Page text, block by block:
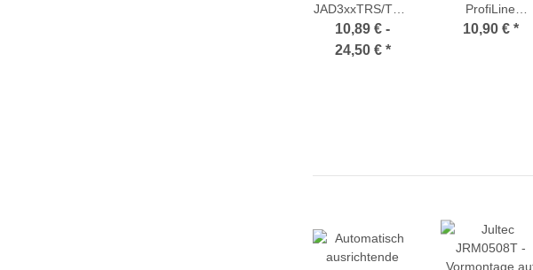
JAD3xxTRS/TSM
Antennendose
für Unicable /
10,89 € -
24,50 € *
ProfiLine
DiSEqC- Schalter
10,90 € *